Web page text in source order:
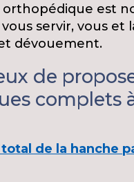
est
servir, vous et
dévouement.
de
complets
de la hanche